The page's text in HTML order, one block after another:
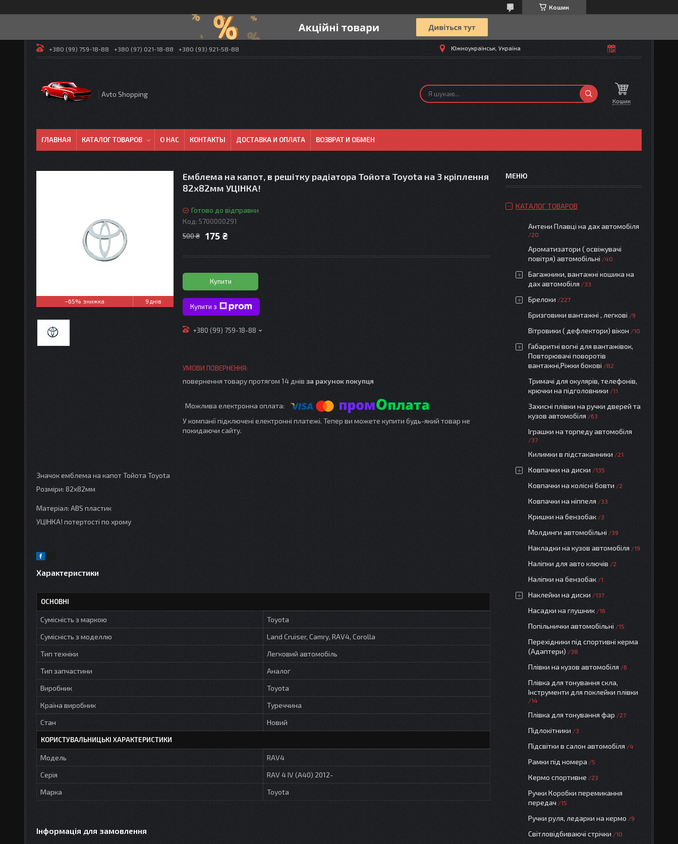
Кошик
+380 (99) 759-18-88 +380 (97) 021-18-88 +380 (93) 921-58-88 Южноукраїнськ, Україна
Avto Shopping
Кошик
ГЛАВНАЯ КАТАЛОГ ТОВАРОВ О НАС КОНТАКТЫ ДОСТАВКА И ОПЛАТА ВОЗВРАТ И ОБМЕН
–65% 9 днів
Емблема на капот, в решітку радіатора Тойота Toyota на 3 кріплення
82х82мм УЦІНКА!
Готово до відправки
Код: 5700000291
500 ₴
175 ₴
Купити
Купити з
+380 (99) 759-18-88
повернення товару протягом 14 днів за рахунок покупця
У компанії підключені електронні платежі. Тепер ви можете купити будь-який товар не
покидаючи сайту.
Значок емблема на капот Тойота Toyota
Розміри: 82х82мм
Матеріал: ABS пластик
УЦІНКА! потертості по хрому
Характеристики
ОСНОВНІ
Сумісність з маркою
Toyota
Сумісність з моделлю
Land Cruiser, Camry, RAV4, Corolla
Тип техніки
Легковий автомобіль
Тип запчастини
Аналог
Виробник
Toyota
Країна виробник
Туреччина
Стан
Новий
КОРИСТУВАЛЬНИЦЬКІ ХАРАКТЕРИСТИКИ
Модель
RAV4
Серія
RAV 4 IV (A40) 2012-
Марка
Toyota
Інформація для замовлення
КАТАЛОГ ТОВАРОВ
Антени Плавці на дах автомобіля
20
Ароматизатори ( освіжувачі
повітря) автомобільні
40
Багажники, вантажні кошика на
дах автомобіля
33
Брелоки 227
Бризговики вантажні , легкові 9
Вітровики ( дефлектори) вікон 10
Габаритні вогні для вантажівок,
Повторювачі поворотів
вантажні,Ріжки бокові
82
Тримачі для окулярів, телефонів,
крючки на підголовники
11
Захисні плівки на ручки дверей та
кузов автомобіля
63
Іграшки на торпеду автомобіля
37
Килимки в підстаканники 21
Ковпачки на диски 135
Ковпачки на колісні бовти 2
Ковпачки на ніппеля 33
Кришки на бензобак 3
Молдинги автомобільні 39
Накладки на кузов автомобіля 19
Наліпки для авто ключів 2
Наліпки на бензобак 1
Наклейки на диски 137
Насадки на глушник 16
Попільнички автомобільні 15
Перехідники під спортивні керма
(Адаптери)
38
Плівки на кузов автомобіля 6
Плівка для тонування скла,
Інструменти для поклейки плівки
14
Плівка для тонування фар 27
Підлокітники 3
Підсвітки в салон автомобіля 4
Рамки під номера 5
Кермо спортивне 23
Ручки Коробки перемикання
передач
15
Ручки руля, ледарки на кермо 9
Світловідбиваючі стрічки 10